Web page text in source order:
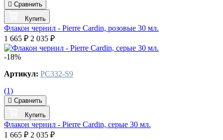
Сравнить
Купить
Флакон чернил - Pierre Cardin, розовые 30 мл.
1 665 ₽ 2 035 ₽
-18%
Артикул: PC332-S9
(1)
Сравнить
Купить
Флакон чернил - Pierre Cardin, серые 30 мл.
1 665 ₽ 2 035 ₽